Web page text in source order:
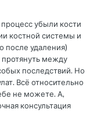
убыли кости
костной системы и
после удаления)
между
последствий. Но
Всё относительно
не можете. А,
консультация